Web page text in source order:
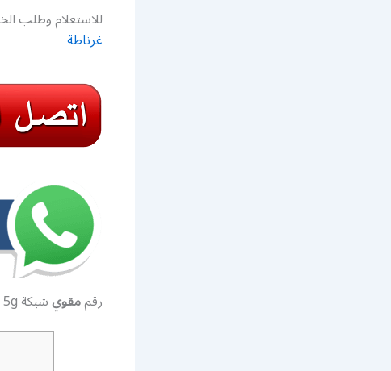
للاستعلام وطلب
غرناطة
رقممقويشبكة 5g الشويخ الصناعية